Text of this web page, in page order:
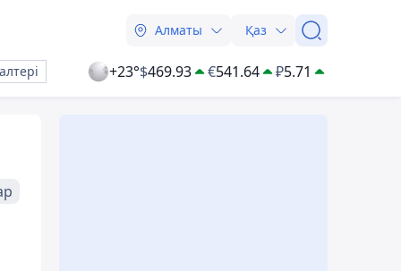
Алматы Қаз
+23°$469.93 €541.64 ₽5.71